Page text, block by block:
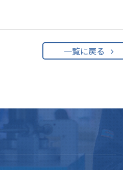
一覧に戻る